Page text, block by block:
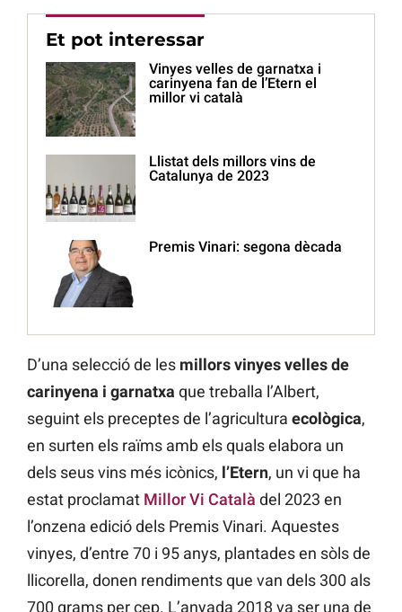
Et pot interessar
Vinyes velles de garnatxa i
carinyena fan de l’Etern el
millor vi català
Llistat dels millors vins de
Catalunya de 2023
Premis Vinari: segona dècada
D’una selecció de les millors vinyes velles de
carinyena i garnatxa que treballa l’Albert,
seguint els preceptes de l’agricultura ecològica,
en surten els raïms amb els quals elabora un
dels seus vins més icònics, l’Etern, un vi que ha
estat proclamat Millor Vi Català del 2023 en
l’onzena edició dels Premis Vinari. Aquestes
vinyes, d’entre 70 i 95 anys, plantades en sòls de
llicorella, donen rendiments que van dels 300 als
700 grams per cep. L’anyada 2018 va ser una de